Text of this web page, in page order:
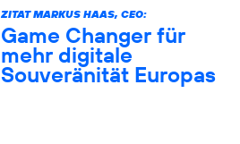
ZITAT MARKUS HAAS, CEO:
Game Changer für
mehr digitale
Souveränität Europas